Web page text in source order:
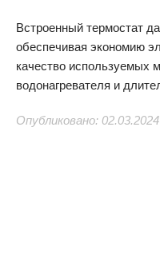
Встроенный термостат
обеспечивая экономию
качество используемых
водонагревателя и
Опубликовано: 02.03.2024